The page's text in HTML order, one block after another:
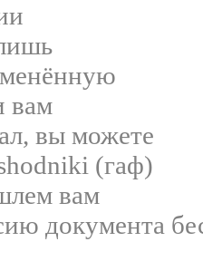
вам
вы можете
(гаф)
вам
документа